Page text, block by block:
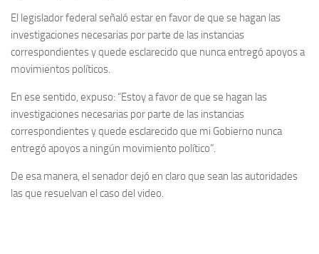
El legislador federal señaló estar en favor de que se hagan las
investigaciones necesarias por parte de las instancias
correspondientes y quede esclarecido que nunca entregó apoyos a
movimientos políticos.
En ese sentido, expuso: “Estoy a favor de que se hagan las
investigaciones necesarias por parte de las instancias
correspondientes y quede esclarecido que mi Gobierno nunca
entregó apoyos a ningún movimiento político”.
De esa manera, el senador dejó en claro que sean las autoridades
las que resuelvan el caso del video.